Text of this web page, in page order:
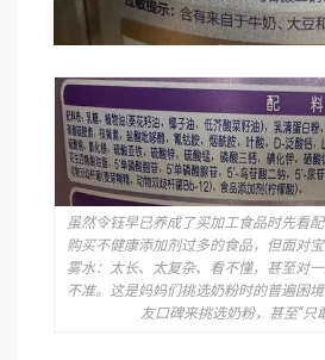
虽然令钰早已养成了买加工食品时先看
购买不健康添加剂过多的食品，但面对
雾水：太长、太复杂、看不懂，甚至对
不准。这是妈妈们挑选奶粉时的普遍困
友口碑来挑选奶粉，甚至“只